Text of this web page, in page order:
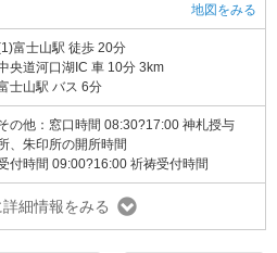
地図をみる
富士山駅 徒歩 20分
央道河口湖IC 車 10分 3km
士山駅 バス 6分
の他：窓口時間 08:30?17:00 神札授与
、朱印所の開所時間
付時間 09:00?16:00 祈祷受付時間
詳細情報をみる